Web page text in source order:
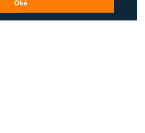
Oké